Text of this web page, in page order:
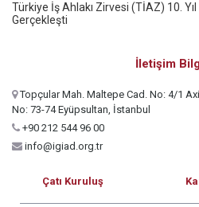
Türkiye İş Ahlakı Zirvesi (TİAZ) 10. Yıl
Gerçekleşti
İletişim
Topçular Mah. Maltepe Cad. No: 4/1
No: 73-74 Eyüpsultan, İstanbul
+90 212 544 96 00
info@igiad.org.tr
Çatı Kuruluş